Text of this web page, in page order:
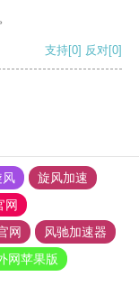
支持[0] 反对[0]
风
旋风加速
网
网
风驰加速器
网苹果版